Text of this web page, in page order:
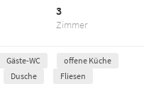
Zimmer
3
Gäste-WC
offene Küche
Dusche
Fliesen